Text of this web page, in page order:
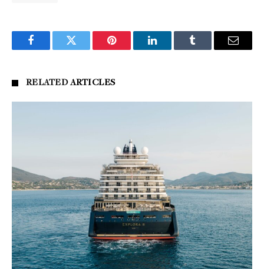
FacebookTwitter Pinterest LinkedInTumblr Email
RELATEDARTICLES